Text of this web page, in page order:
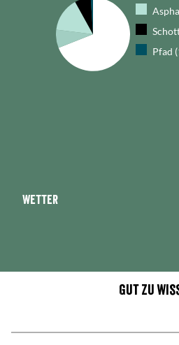
Pfad
Wetter
Gut zu